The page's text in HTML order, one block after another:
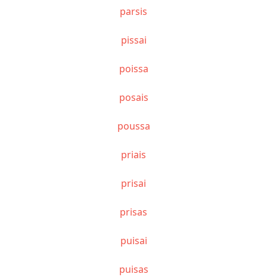
parsis
pissai
poissa
posais
poussa
priais
prisai
prisas
puisai
puisas